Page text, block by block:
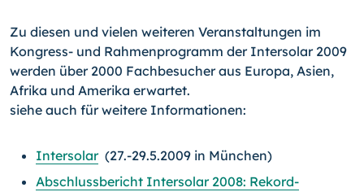
Zu diesen und vielen weiteren Veranstaltungen im
Kongress- und Rahmenprogramm der Intersolar 2009
werden über 2000 Fachbesucher aus Europa, Asien,
Afrika und Amerika erwartet.
siehe auch für weitere Informationen:
Intersolar(27.-29.5.2009 in München)
Abschlussbericht Intersolar 2008: Rekord-